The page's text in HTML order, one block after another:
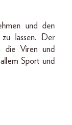
und den
lassen. Der
die Viren und
Sport und